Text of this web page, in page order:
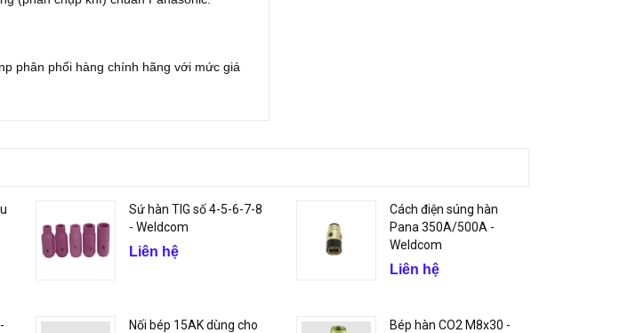
phân phối hàng chính hãng với mức giá
Sứ hàn TIG số 4-5-6-7-8
- Weldcom
Liên hệ
Cách điện súng hàn
Pana 350A/500A -
Weldcom
Liên hệ
Nối bép 15AK dùng cho
Bép hàn CO2 M8x30 -